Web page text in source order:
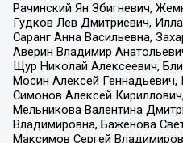
Рачинский Ян Збигневич,
Гудков Лев Дмитриевич,
Саранг Анна Васильевна,
Аверин Владимир
Щур Николай Алексеевич,
Мосин Алексей Геннадьевич,
Симонов Алексей
Мельникова Валентина
Владимировна, Баженова
Максимов Сергей